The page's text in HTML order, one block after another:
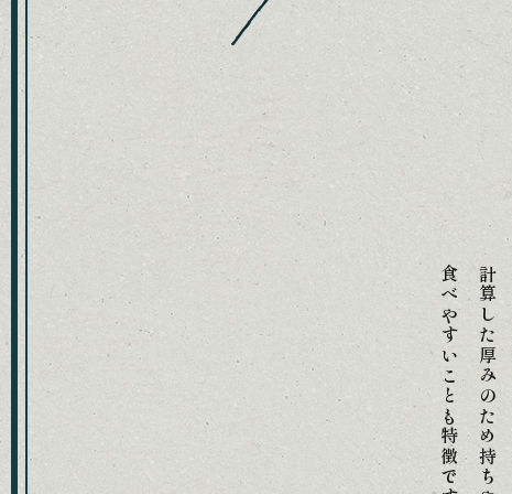
計算した厚みのため持ちやすく、
食べやすいことも特徴です。